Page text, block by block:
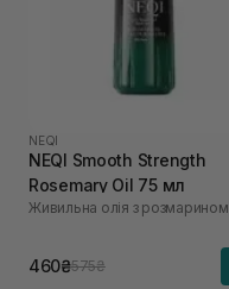
NEQI
NEQI Smooth Strength
Rosemary Oil 75 мл
Живильна олія з розмарином
460₴575₴